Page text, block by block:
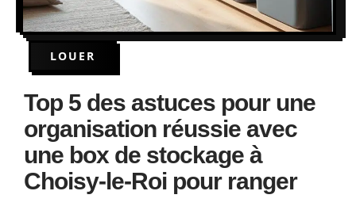
LOUER
Top 5 des astuces pour une
organisation réussie avec
une box de stockage à
Choisy-le-Roi pour ranger